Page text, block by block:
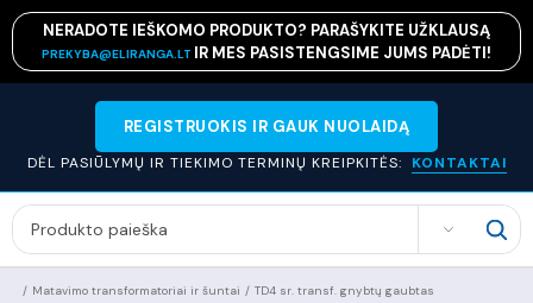
NERADOTE IEŠKOMO PRODUKTO? PARAŠYKITE UŽKLAUSĄ
PREKYBA@ELIRANGA.LT IR MES PASISTENGSIME JUMS PADĖTI!
REGISTRUOKIS IR GAUK NUOLAIDĄ
DĖL PASIŪLYMŲ IR TIEKIMO TERMINŲ KREIPKITĖS: KONTAKTAI
SEARCH
TD4 sr. transf. gnybtų gaubtas
/
Matavimo transformatoriai ir šuntai
/